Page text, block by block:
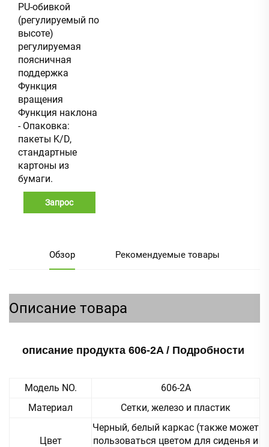
PU-обивкой
(регулируемый по
высоте)
регулируемая
поясничная
поддержка
Функция
вращения
Функция наклона
- Опаковка:
пакеты K/D,
стандартные
картоны из
бумаги.
Запрос
Обзор Рекомендуемые товары
Описание товара
описание продукта 606-2A / Подробности
Модель NO.
606-2A
Материал
Сетки, железо и пластик
Цвет
Черный, белый каркас (также может
пользоваться цветом для сиденья и